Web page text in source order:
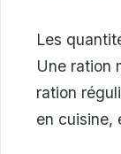
Les
Une ration
ration
en cuisine,